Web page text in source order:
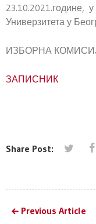
23.10.2021.године,
Универзитета у
ИЗБОРНА
ЗАПИСНИК
Share Post:
Previous Article